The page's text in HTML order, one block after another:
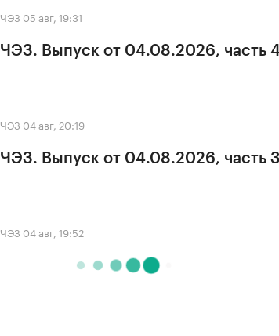
ЧЭЗ 05 авг, 19:31
ЧЭЗ. Выпуск от 04.08.2026, часть
ЧЭЗ 04 авг, 20:19
ЧЭЗ. Выпуск от 04.08.2026, часть
ЧЭЗ 04 авг, 19:52